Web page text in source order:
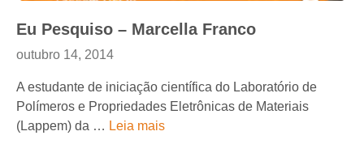
Eu Pesquiso – Marcella Franco
outubro 14, 2014
A estudante de iniciação científica do Laboratório de
Polímeros e Propriedades Eletrônicas de Materiais
(Lappem) da … Leia mais